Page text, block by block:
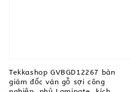
Tekkashop GVBGD12267 bàn
giám đốc ván gỗ sợi công